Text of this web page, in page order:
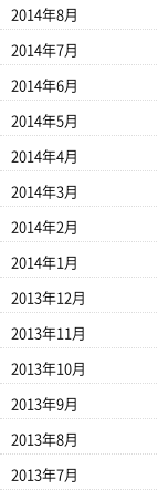
2014年8月
2014年7月
2014年6月
2014年5月
2014年4月
2014年3月
2014年2月
2014年1月
2013年12月
2013年11月
2013年10月
2013年9月
2013年8月
2013年7月